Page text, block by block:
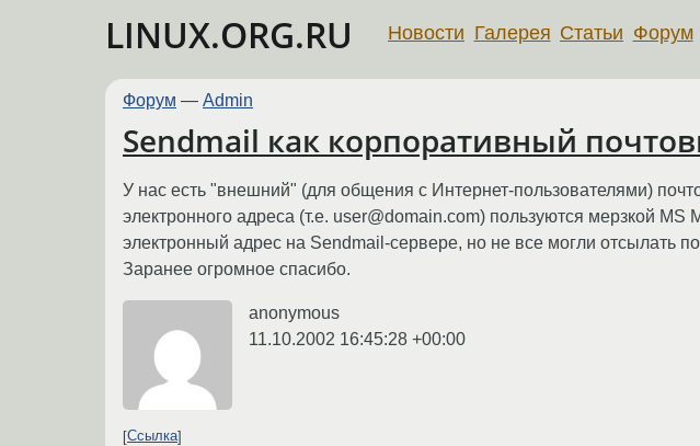
LINUX.ORG.RU Новости Галерея Статьи Форум
Форум — Admin
Sendmail как корпоративный
У нас есть "внешний" (для общения с Интернет-пользователями)
электронного адреса (т.е. user@domain.com) пользуются мерзкой
электронный адрес на Sendmail-сервере, но не все могли отсылать
Заранее огромное спасибо.
anonymous
11.10.2002 16:45:28 +00:00
Ссылка